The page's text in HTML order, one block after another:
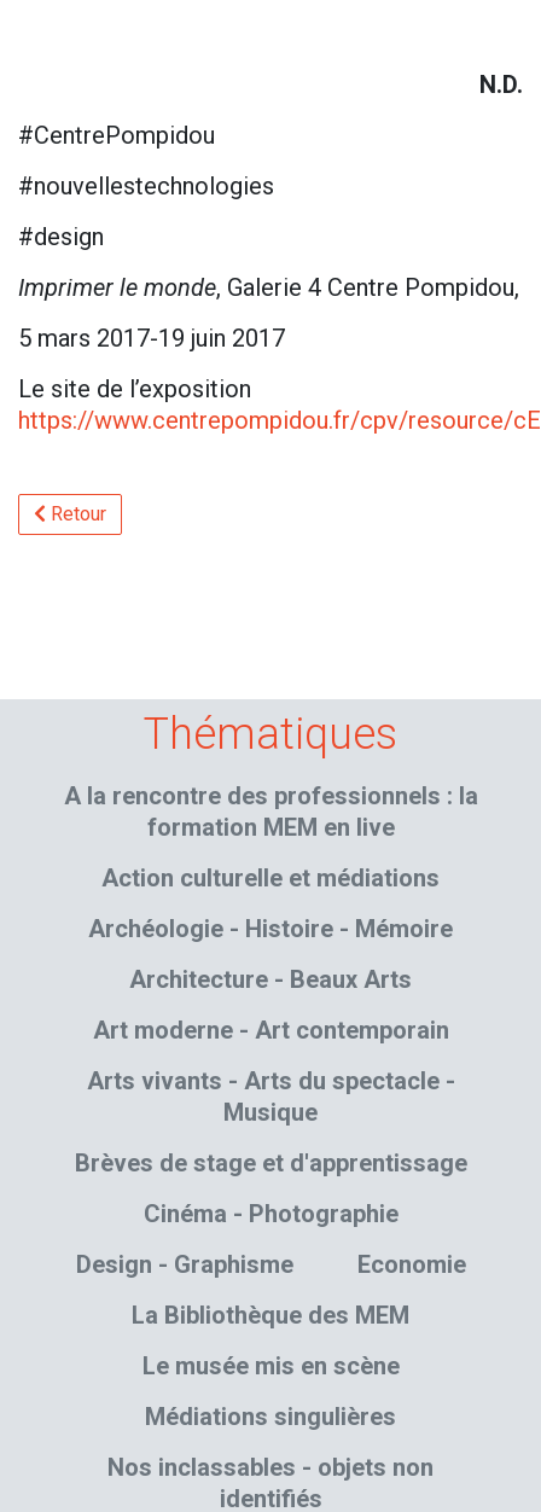
N.D.
#CentrePompidou
#nouvellestechnologies
#design
Imprimer le monde, Galerie 4 Centre Pompidou,
5 mars 2017-19 juin 2017
Le site de l’exposition
https://www.centrepompidou.fr/cpv/resource/
Retour
Thématiques
A la rencontre des professionnels : la
formation MEM en live
Action culturelle et médiations
Archéologie - Histoire - Mémoire
Architecture - Beaux Arts
Art moderne - Art contemporain
Arts vivants - Arts du spectacle -
Musique
Brèves de stage et d'apprentissage
Cinéma - Photographie
Design - Graphisme
Economie
La Bibliothèque des MEM
Le musée mis en scène
Médiations singulières
Nos inclassables - objets non
identifiés